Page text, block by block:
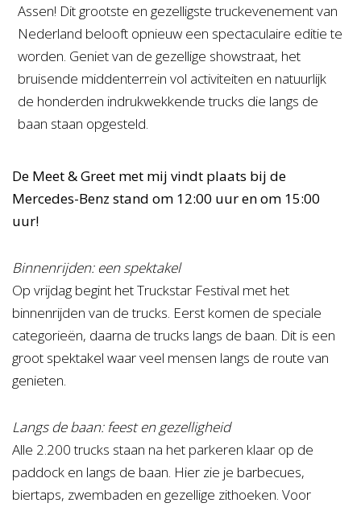
Assen! Dit grootste en gezelligste truckevenement van
Nederland belooft opnieuw een spectaculaire editie te
worden. Geniet van de gezellige showstraat, het
bruisende middenterrein vol activiteiten en natuurlijk
de honderden indrukwekkende trucks die langs de
baan staan opgesteld.
De Meet & Greet met mij vindt plaats bij de
Mercedes-Benz stand om 12:00 uur en om 15:00
uur!
Binnenrijden: een spektakel
Op vrijdag begint het Truckstar Festival met het
binnenrijden van de trucks. Eerst komen de speciale
categorieën, daarna de trucks langs de baan. Dit is een
groot spektakel waar veel mensen langs de route van
genieten.
Langs de baan: feest en gezelligheid
Alle 2.200 trucks staan na het parkeren klaar op de
paddock en langs de baan. Hier zie je barbecues,
biertaps, zwembaden en gezellige zithoeken. Voor